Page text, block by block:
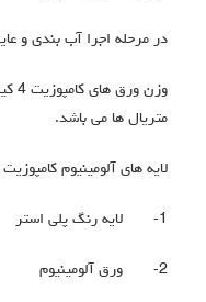
در مرحله اجرا آب بندی و
متریال ها می باشد.
لایه های آلومینیوم
1- لایه رنگ پلی استر
2- ورق آلومینیوم